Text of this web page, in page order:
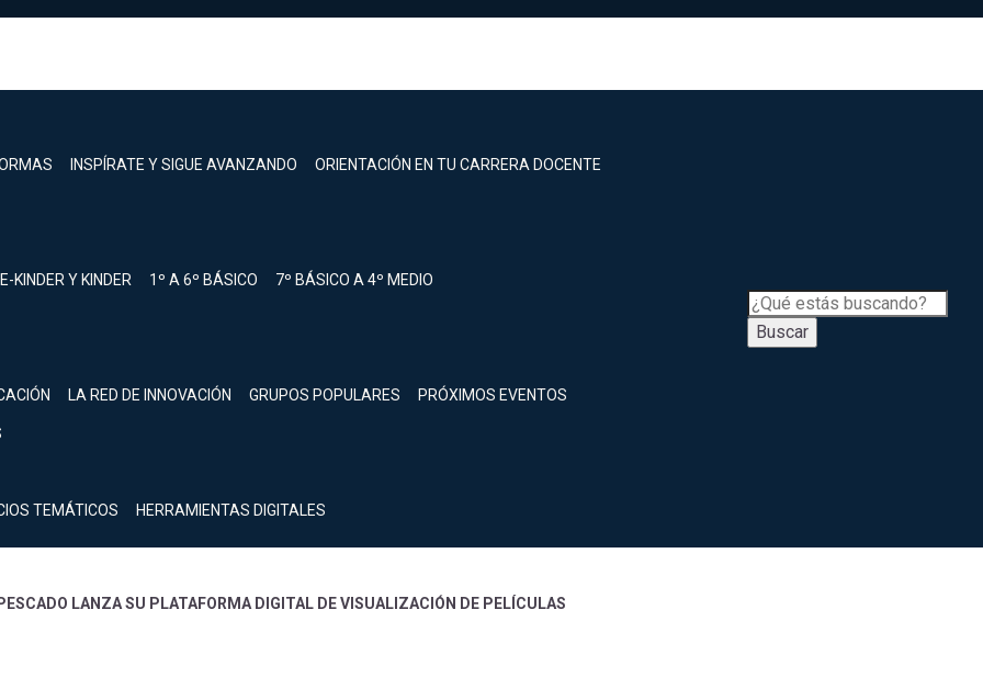
INSPÍRATE Y SIGUE AVANZANDO ORIENTACIÓN EN TU CARRERA DOCENTE
KINDER Y KINDER 1º A 6º BÁSICO 7º BÁSICO A 4º MEDIO
LA RED DE INNOVACIÓN GRUPOS POPULARES PRÓXIMOS EVENTOS
TEMÁTICOS HERRAMIENTAS DIGITALES
Buscar
LANZA SU PLATAFORMA DIGITAL DE VISUALIZACIÓN DE PELÍCULAS
Inicia sesión.